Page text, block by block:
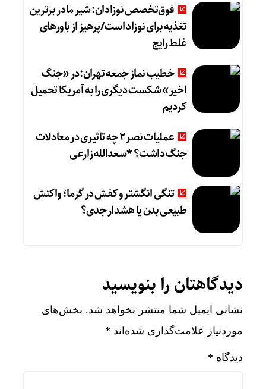
فوق‌تخصص نوزادان: شیر مادر برترین
تغذیه برای نوزاد است/پرهیز از باورهای
غلط رایج
خطیب نماز جمعه تهران:در «جنگ
اخیر» شکست دیگری را به آمریکا تحمیل
کردیم
عملیات نصر ۲ چه تاثیری در معادلات
جنگ داشت؟ *سعدالله زارعی
تنگی انگشتر و کفش در گرما؛ واکنش
طبیعی بدن یا هشدار جدی؟
دیدگاهتان را بنویسید
نشانی ایمیل شما منتشر نخواهد شد. بخش‌های
موردنیاز علامت‌گذاری شده‌اند *
دیدگاه *